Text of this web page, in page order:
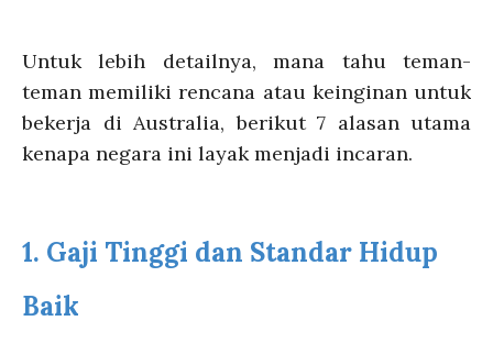
Untuk lebih detailnya, mana tahu teman-
teman memiliki rencana atau keinginan untuk
bekerja di Australia, berikut 7 alasan utama
kenapa negara ini layak menjadi incaran.
1. Gaji Tinggi dan Standar Hidup
Baik